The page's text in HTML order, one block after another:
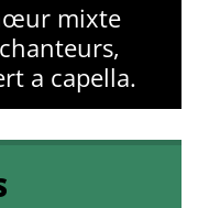
mixte
a capella.